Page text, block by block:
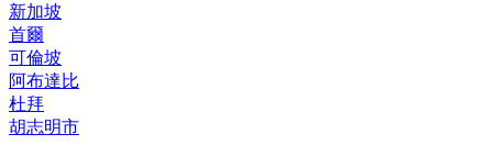
新加坡
首爾
可倫坡
阿布達比
杜拜
胡志明市